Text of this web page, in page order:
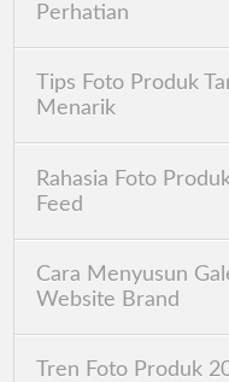
Perhatian
Tips Foto Produk
Menarik
Rahasia Foto
Feed
Cara Menyusun
Website Brand
Tren Foto Produk